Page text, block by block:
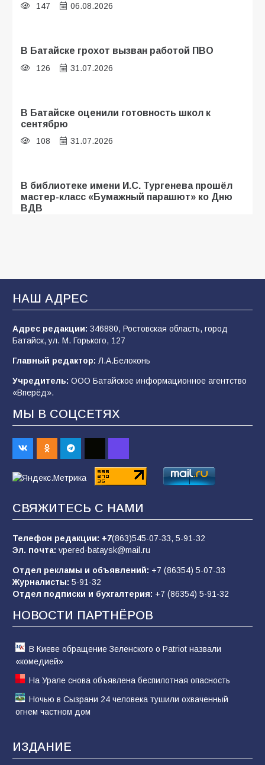
147 06.08.2026
В Батайске грохот вызван работой ПВО
126 31.07.2026
В Батайске оценили готовность школ к
сентябрю
108 31.07.2026
В библиотеке имени И.С. Тургенева прошёл
мастер-класс «Бумажный парашют» ко Дню
ВДВ
образовательного кластера
106 05.08.2026
«Мобилизация или набор?» Что на самом
деле происходит в армии России в августе
2026 года
101 03.08.2026
В Батайске продолжаются дорожные работы
98 04.08.2026
заявления о мобилизации — это
пропагандистский вброс
«Слухами Москву не возьмёшь»: почему
заявления Киева о мобилизации — это
отчаяние, а не разведка
81 02.08.2026
НАШ АДРЕС
Адрес редакции: 346880, Ростовская область, город
Батайск, ул. М. Горького, 127
Главный редактор: Л.А.Белоконь
Учредитель: ООО Батайское информационное агентство
«Вперёд».
МЫ В СОЦСЕТЯХ
СВЯЖИТЕСЬ С НАМИ
Телефон редакции: +7(863)545-07-33, 5-91-32
Эл. почта: vpered-bataysk@mail.ru
Отдел рекламы и объявлений: +7 (86354) 5-07-33
Журналисты: 5-91-32
Отдел подписки и бухгалтерия: +7 (86354) 5-91-32
НОВОСТИ ПАРТНЁРОВ
В Киеве обращение Зеленского о Patriot назвали
«комедией»
На Урале снова объявлена беспилотная опасность
Ночью в Сызрани 24 человека тушили охваченный
огнем частном дом
ИЗДАНИЕ